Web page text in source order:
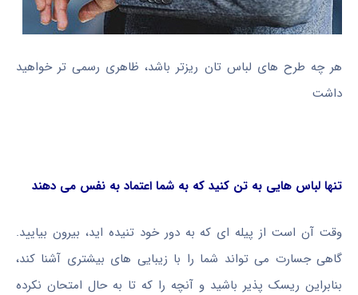
هر چه طرح های لباس تان ریزتر باشد، ظاهری رسمی تر خواهید
داشت
تنها لباس هایی به تن کنید که به شما اعتماد به نفس می دهند
وقت آن است از پیله ای که به دور خود تنیده اید، بیرون بیایید.
گاهی جسارت می تواند شما را با زیبایی های بیشتری آشنا کند،
بنابراین ریسک پذیر باشید و آنچه را که تا به حال امتحان نکرده